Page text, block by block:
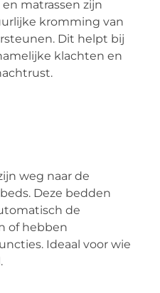
matrassen zijn
kromming van
Dit helpt bij
klachten en
weg naar de
Deze bedden
de
of hebben
Ideaal voor wie